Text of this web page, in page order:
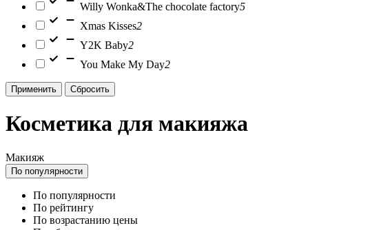
Willy Wonka&The chocolate factory5
Xmas Kisses2
Y2K Baby2
You Make My Day2
Применить Сбросить
Косметика для макияжа
Макияж
По популярности
По популярности
По рейтингу
По возрастанию цены